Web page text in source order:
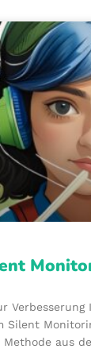
Verbesserung
Silent
Methode aus